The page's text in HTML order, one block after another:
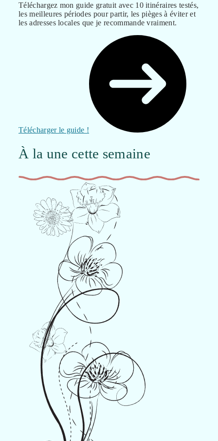
Téléchargez mon guide gratuit avec 10 itinéraires testés,
les meilleures périodes pour partir, les pièges à éviter et
les adresses locales que je recommande vraiment.
Télécharger le guide !
À la une cette semaine